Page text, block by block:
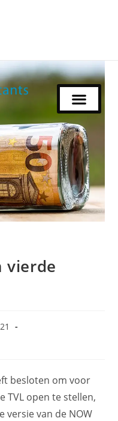
vierde
besloten om voor
TVL open te stellen,
versie van de NOW